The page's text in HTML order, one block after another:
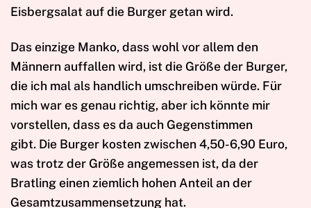
Eisbergsalat auf die Burger getan wird.
Das einzige Manko, dass wohl vor allem den
Männern auffallen wird, ist die Größe der Burger,
die ich mal als handlich umschreiben würde. Für
mich war es genau richtig, aber ich könnte mir
vorstellen, dass es da auch Gegenstimmen
gibt. Die Burger kosten zwischen 4,50-6,90 Euro,
was trotz der Größe angemessen ist, da der
Bratling einen ziemlich hohen Anteil an der
Gesamtzusammensetzung hat.